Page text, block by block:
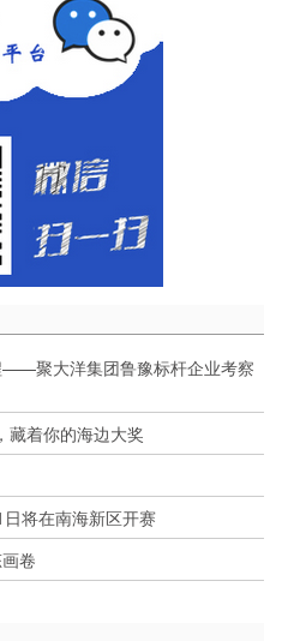
聚大洋集团鲁豫标杆企业考察
藏着你的海边大奖
将在南海新区开赛
卷